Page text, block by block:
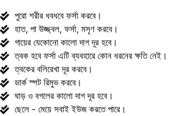
পুরো শরীর ধবধবে ফর্সা করবে।
হাত, পা উজ্জ্বল, ফর্সা, মসৃণ করবে।
গায়ের যেকোনো কালো দাগ দূর হবে।
ত্বক হবে ফর্সা এটি ব্যবহারে কোন ধরনের ক্ষতি নেই।
ত্বকের বলিরেখা দূর করবে।
ডার্ক স্পট রিমুভ করবে।
ঘাড় ও বগলের কালো দাগ দূর হবে।
ছেলে - মেয়ে সবাই ইউজ করতে পারে।